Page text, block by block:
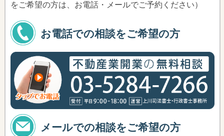
をご希望の方は、お電話・メールでご予約ください）
お電話での相談をご希望の方
メールでの相談をご希望の方